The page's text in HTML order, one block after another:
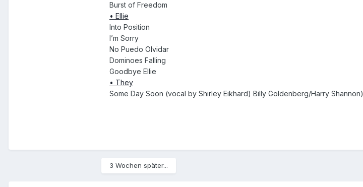
Burst of Freedom
• Ellie
Into Position
I’m Sorry
No Puedo Olvidar
Dominoes Falling
Goodbye Ellie
• They
Some Day Soon (vocal by Shirley Eikhard) Billy Goldenberg/Harry Shannon)
3 Wochen später...